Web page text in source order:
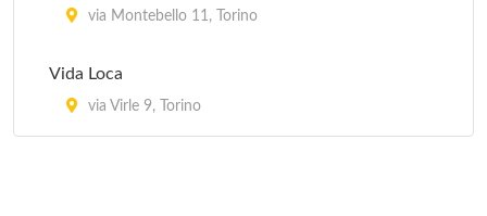
via Montebello 11, Torino
Vida Loca
via Virle 9, Torino